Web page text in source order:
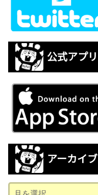
公式アプリ
アーカイブ